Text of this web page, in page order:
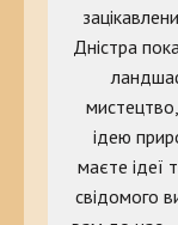
Дністра
мистецтво,
ідею
маєте ідеї
свідомого